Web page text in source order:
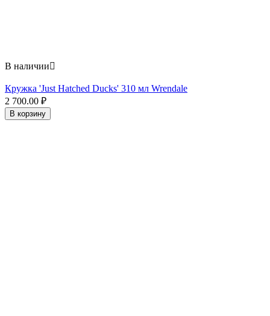
В наличии
Кружка 'Just Hatched Ducks' 310 мл Wrendale
2 700.00 ₽
В корзину